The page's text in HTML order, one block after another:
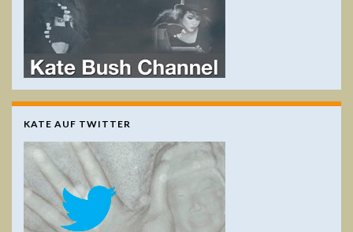
KATE AUF TWITTER